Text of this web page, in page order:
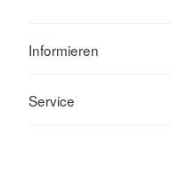
Informieren
Service